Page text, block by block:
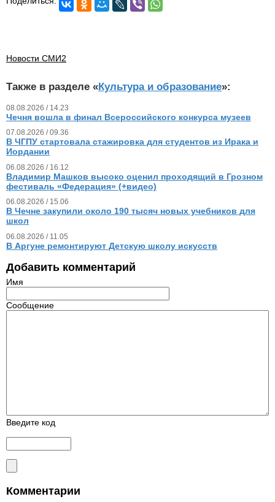
Новости СМИ2
Также в разделе «Культура и образование»:
08.08.2026 / 14.23
Чечня вошла в финал Всероссийского конкурса музеев
07.08.2026 / 09.36
В ЧГПУ стартовала стажировка для студентов из Ирака и
Иордании
06.08.2026 / 16.12
Владимир Машков высоко оценил проходящий в Грозном
фестиваль «Федерация» (+видео)
06.08.2026 / 15.06
В Чечне закупили около 190 тысяч новых учебников для
школ
06.08.2026 / 11.05
В Аргуне ремонтируют Детскую школу искусств
Добавить комментарий
Имя
Сообщение
Введите код
Комментарии